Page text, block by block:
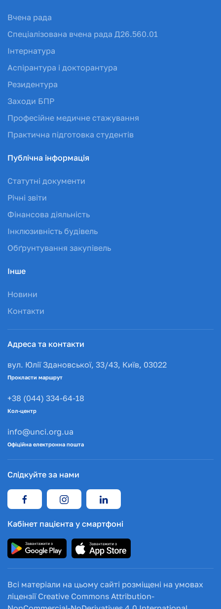
Вчена рада
Спеціалізована вчена рада Д26.560.01
Інтернатура
Аспірантура і докторантура
Резидентура
Заходи БПР
Професійне медичне стажування
Практична підготовка студентів
Публічна інформація
Статутні документи
Річні звіти
Фінансова діяльність
Інклюзивність будівель
Обґрунтування закупівель
Інше
Новини
Контакти
Адреса та контакти
вул. Юлії Здановської, 33/43, Київ, 03022
Прокласти маршрут
+38 (044) 334-64-18
Кол-центр
info@unci.org.ua
Офіційна електронна пошта
Слідкуйте за нами
Кабінет пацієнта у смартфоні
Всі матеріали на цьому сайті розміщені на умовах
ліцензії Creative Commons Attribution-